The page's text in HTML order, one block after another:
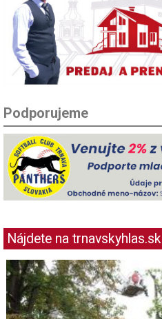
Podporujeme
Nájdete na trnavskyhlas.sk